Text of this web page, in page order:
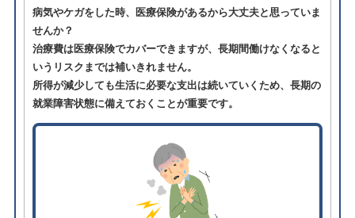
病気やケガをした時、医療保険があるから大丈夫と思っていま
せんか？
治療費は医療保険でカバーできますが、長期間働けなくなると
いうリスクまでは補いきれません。
所得が減少しても生活に必要な支出は続いていくため、長期の
就業障害状態に備えておくことが重要です。